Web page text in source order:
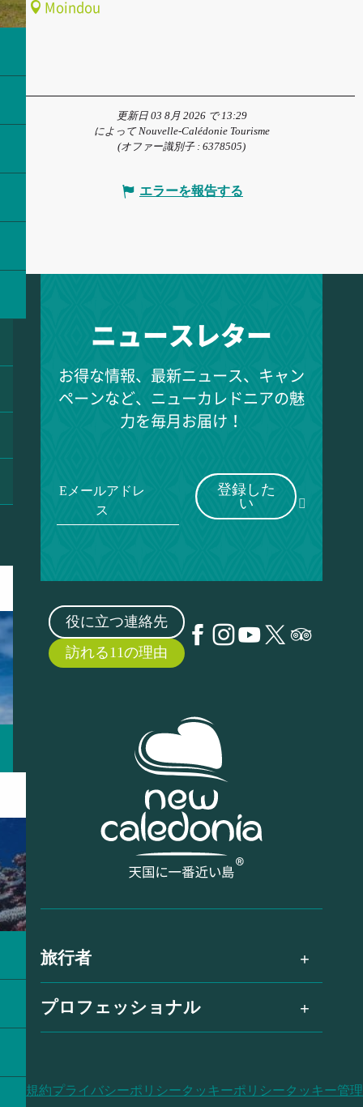
Moindou
更新日 03 8月 2026 で 13:29
によって Nouvelle-Calédonie Tourisme
(オファー識別子 : 6378505)
エラーを報告する
ニュースレター
お得な情報、最新ニュース、キャン
ペーンなど、ニューカレドニアの魅
力を毎月お届け！
Eメールアドレ
ス
登録した
い
役に立つ連絡先
訪れる11の理由
旅行者
プロフェッショナル
利用規約プライバシーポリシークッキーポリシークッキー管理